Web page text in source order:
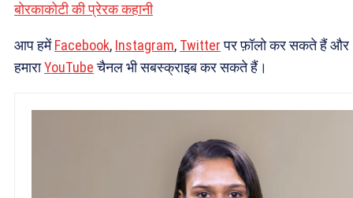
बोरकाकोटी की प्रेरक कहानी
आप हमेंFacebook, Instagram, Twitterपर फ़ॉलो कर सकते हैं और
हमाराYouTubeचैनल भी सबस्क्राइब कर सकते हैं।